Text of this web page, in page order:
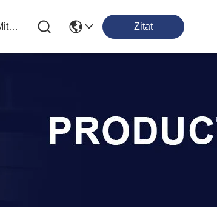
Kontakt Mit Uns Zitat